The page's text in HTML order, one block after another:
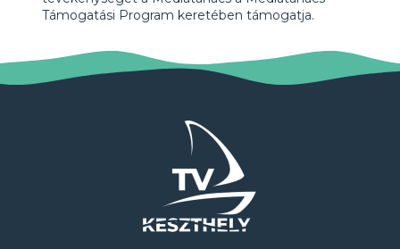
Támogatási Program keretében támogatja.